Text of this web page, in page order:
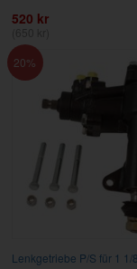
520 kr
20
Lenkgetriebe P/S für 1 1/